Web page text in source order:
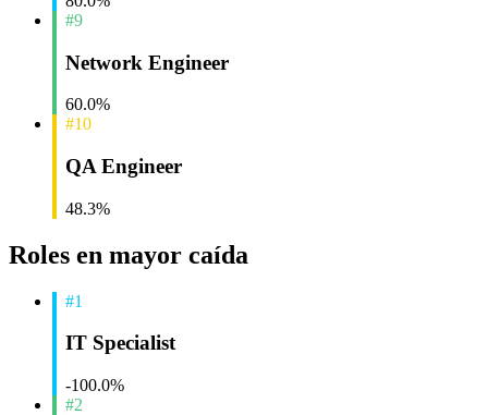
#9
Network Engineer
60.0%
#10
QA Engineer
48.3%
Roles en mayor caída
#1
IT Specialist
-100.0%
#2